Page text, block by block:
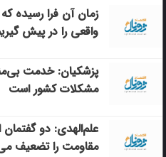
زمان آن فرا رسیده
واقعی را در پیش
پزشکیان: خدمت
مشکلات کشور است
علم‌الهدی: دو
مقاومت را تضعیف